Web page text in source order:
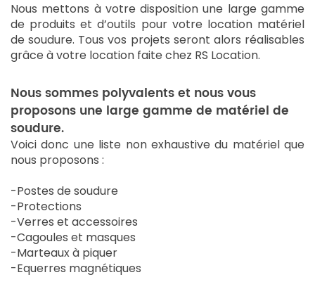
Nous mettons à votre disposition une large gamme
de produits et d’outils pour votre location matériel
de soudure. Tous vos projets seront alors réalisables
grâce à votre location faite chez RS Location.
Nous sommes polyvalents et nous vous
proposons une large gamme de matériel de
soudure.
Voici donc une liste non exhaustive du matériel que
nous proposons :
-Postes de soudure
-Protections
-Verres et accessoires
-Cagoules et masques
-Marteaux à piquer
-Equerres magnétiques